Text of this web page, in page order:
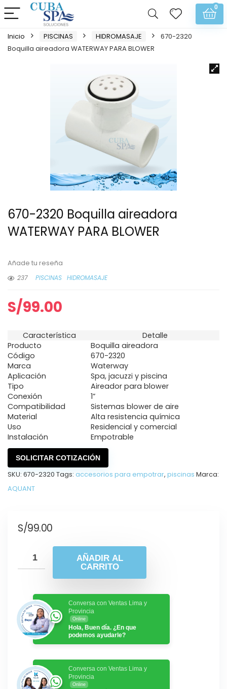
0
Inicio PISCINAS HIDROMASAJE
670-2320
Boquilla aireadora WATERWAY PARA BLOWER
670-2320 Boquilla aireadora
WATERWAY PARA BLOWER
Añade tu reseña
237
PISCINAS HIDROMASAJE
S/99.00
Característica
Detalle
Producto
Boquilla aireadora
Código
670-2320
Marca
Waterway
Aplicación
Spa, jacuzzi y piscina
Tipo
Aireador para blower
Conexión
1”
Compatibilidad
Sistemas blower de aire
Material
Alta resistencia química
Uso
Residencial y comercial
Instalación
Empotrable
SOLICITAR COTIZACIÓN
SKU: 670-2320 Tags: accesorios para empotrar, piscinas Marca:
AQUANT
S/99.00
AÑADIR AL
CARRITO
Conversa con Ventas Lima y
Provincia
Online
Hola, Buen día. ¿En que
podemos ayudarle?
Conversa con Ventas Lima y
Provincia
Online